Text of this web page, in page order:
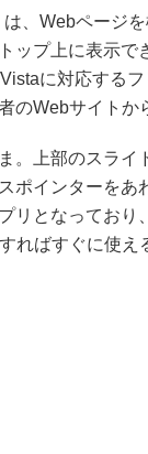
、Webページ
ップ上に表示で
に対応する
のWebサイトか
。上部のスライ
ポインターを
リとなってお
ればすぐに使